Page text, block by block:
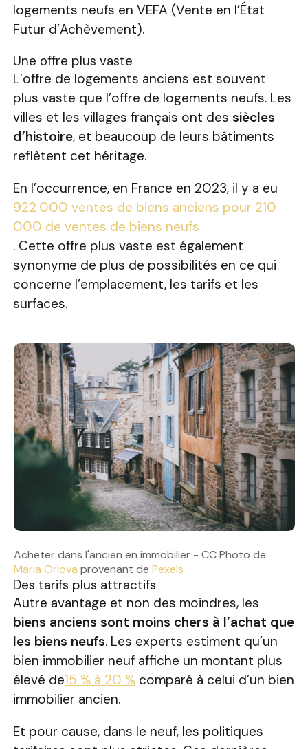
logements neufs en VEFA (Vente en l’État
Futur d’Achèvement).
Une offre plus vaste
L’offre de logements anciens est souvent
plus vaste que l’offre de logements neufs. Les
villes et les villages français ont des siècles
d’histoire, et beaucoup de leurs bâtiments
reflètent cet héritage.
En l’occurrence, en France en 2023, il y a eu
922 000 ventes de biens anciens pour 210
000 de ventes de biens neufs
. Cette offre plus vaste est également
synonyme de plus de possibilités en ce qui
concerne l’emplacement, les tarifs et les
surfaces.
Acheter dans l'ancien en immobilier - CC Photo de
Maria Orlova provenant de Pexels
Des tarifs plus attractifs
Autre avantage et non des moindres, les
biens anciens sont moins chers à l’achat que
les biens neufs. Les experts estiment qu’un
bien immobilier neuf affiche un montant plus
élevé de15 % à 20 % comparé à celui d’un bien
immobilier ancien.
Et pour cause, dans le neuf, les politiques